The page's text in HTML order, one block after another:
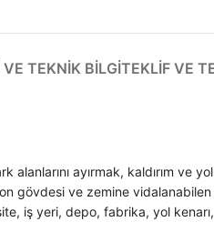
VE TEKNIK BILGITEKLIF VE
alanlarını ayırmak, kaldırım
gövdesi ve zemine
iş yeri, depo, fabrika, yol